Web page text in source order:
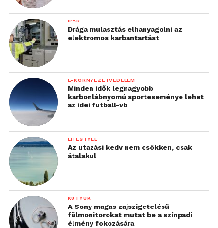
IPAR
Drága mulasztás elhanyagolni az
elektromos karbantartást
E-KÖRNYEZETVÉDELEM
Minden idők legnagyobb
karbonlábnyomú sporteseménye lehet
az idei futball-vb
LIFESTYLE
Az utazási kedv nem csökken, csak
átalakul
KÜTYÜK
A Sony magas zajszigetelésű
fülmonitorokat mutat be a színpadi
élmény fokozására